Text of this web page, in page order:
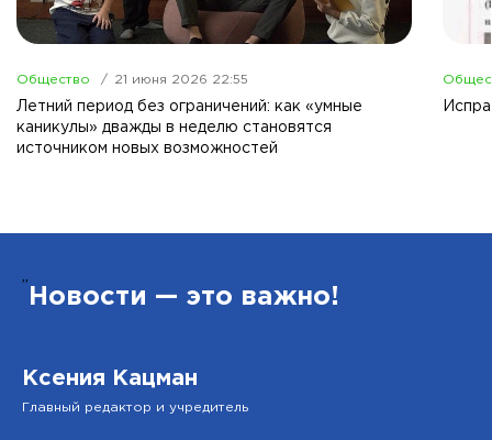
Общество 21 июня 2026 22:55
Летний период без ограничений: как «умные
каникулы» дважды в неделю становятся
источником новых возможностей
” Новости — это важно!
Ксения Кацман
Главный редактор и учредитель